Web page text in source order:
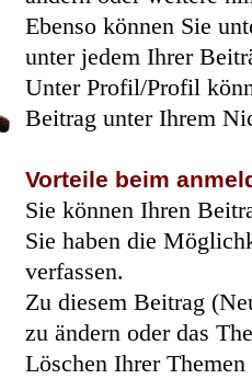
Ebenso können Sie
unter jedem Ihrer
Unter Profil/Profil
Beitrag unter Ihrem
Vorteile beim
Sie können Ihren
Sie haben die
verfassen.
Zu diesem Beitrag
zu ändern oder das
Löschen Ihrer